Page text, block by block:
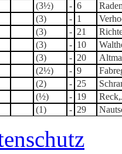
(3½) - 6
(3) - 1
(3) - 21
(3) - 10
(3) - 20
(2½) - 9
(2) - 25
(½) - 19
(1) - 29